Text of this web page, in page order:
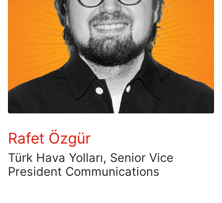
Rafet Özgür
Türk Hava Yolları, Senior Vice
President Communications